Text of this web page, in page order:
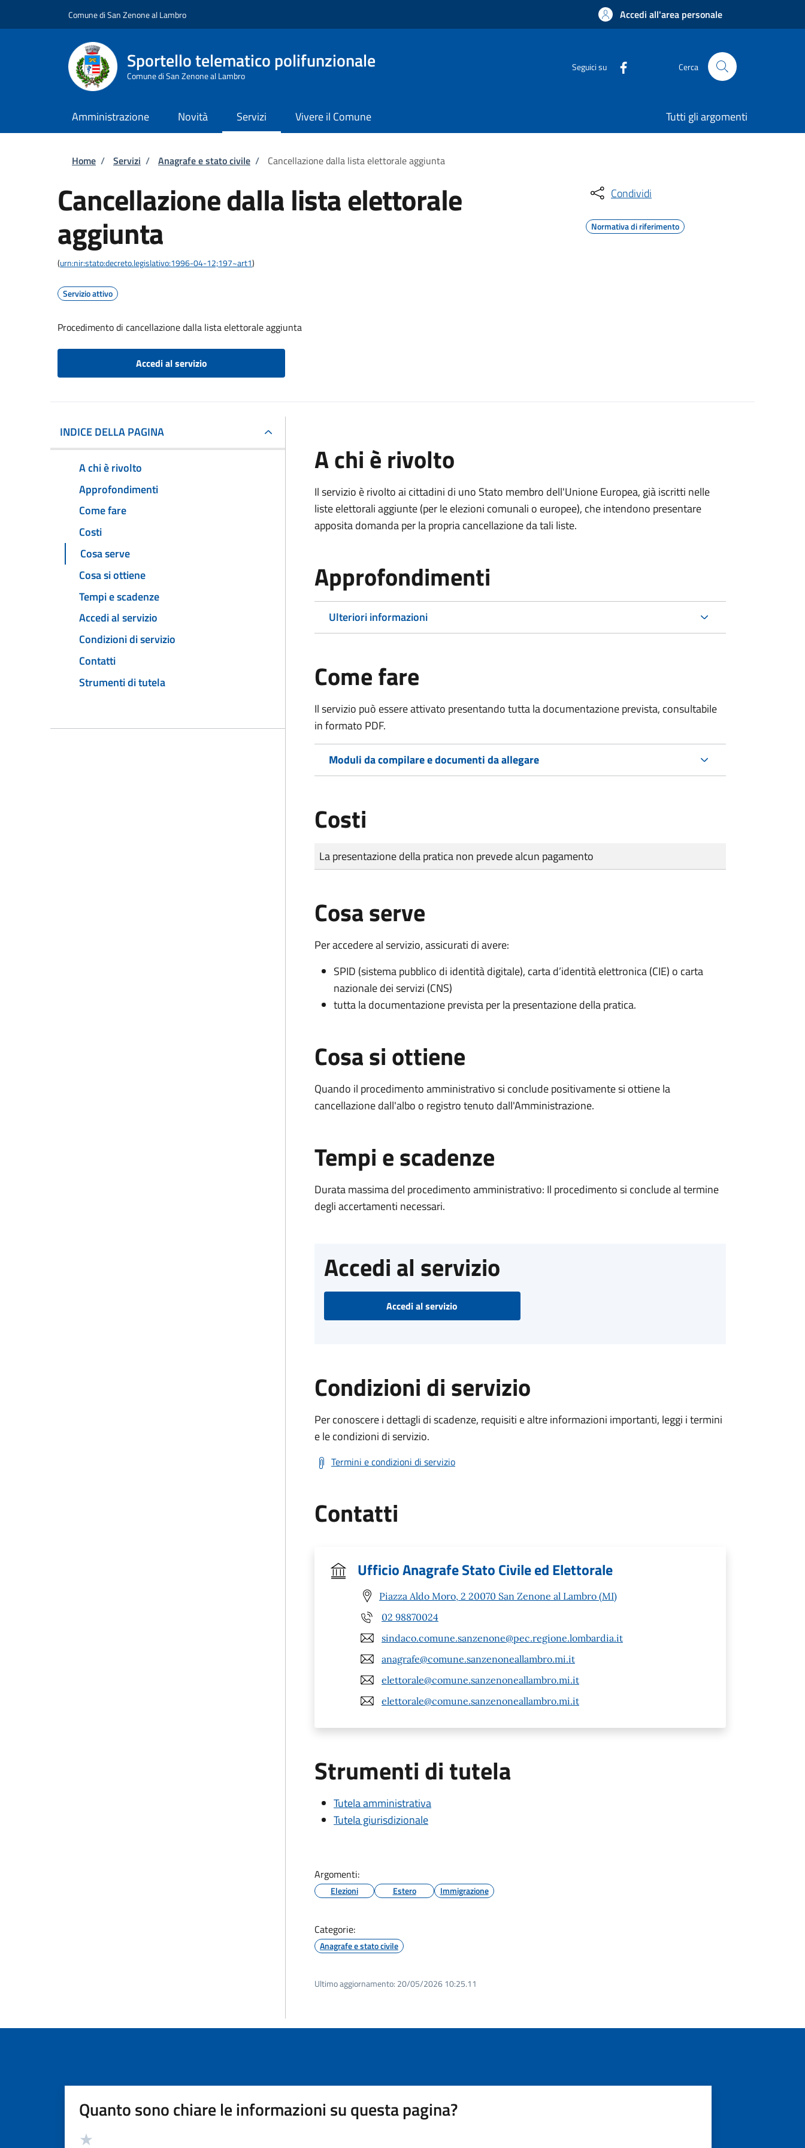
Comune di San Zenone al Lambro Accedi all'area personale
Sportello telematico polifunzionale
Comune di San Zenone al Lambro
Seguici su Cerca
Amministrazione Novità Servizi Vivere il Comune Tutti gli argomenti
Briciole di pane
Home / Servizi / Anagrafe e stato civile / Cancellazione dalla lista elettorale aggiunta
Cancellazione dalla lista elettorale
aggiunta
(urn:nir:stato:decreto.legislativo:1996-04-12;197~art1)
Servizio attivo
Procedimento di cancellazione dalla lista elettorale aggiunta
Accedi al servizio
Condividi
Normativa di riferimento
INDICE DELLA PAGINA
A chi è rivolto
Approfondimenti
Come fare
Costi
Cosa serve
Cosa si ottiene
Tempi e scadenze
Accedi al servizio
Condizioni di servizio
Contatti
Strumenti di tutela
A chi è rivolto
Il servizio è rivolto ai cittadini di uno Stato membro dell'Unione Europea, già iscritti nelle
liste elettorali aggiunte (per le elezioni comunali o europee), che intendono presentare
apposita domanda per la propria cancellazione da tali liste.
Approfondimenti
Ulteriori informazioni
Come fare
Il servizio può essere attivato presentando tutta la documentazione prevista, consultabile
in formato PDF.
Moduli da compilare e documenti da allegare
Costi
Tipo di pagamento
Importo
La presentazione della pratica non prevede alcun pagamento
Cosa serve
Per accedere al servizio, assicurati di avere:
SPID (sistema pubblico di identità digitale), carta d’identità elettronica (CIE) o carta
nazionale dei servizi (CNS)
tutta la documentazione prevista per la presentazione della pratica.
Cosa si ottiene
Quando il procedimento amministrativo si conclude positivamente si ottiene la
cancellazione dall'albo o registro tenuto dall'Amministrazione.
Tempi e scadenze
Durata massima del procedimento amministrativo: Il procedimento si conclude al termine
degli accertamenti necessari.
Accedi al servizio
Accedi al servizio
Condizioni di servizio
Per conoscere i dettagli di scadenze, requisiti e altre informazioni importanti, leggi i termini
e le condizioni di servizio.
Termini e condizioni di servizio
Contatti
Ufficio Anagrafe Stato Civile ed Elettorale
Piazza Aldo Moro, 2 20070 San Zenone al Lambro (MI)
02 98870024
sindaco.comune.sanzenone@pec.regione.lombardia.it
anagrafe@comune.sanzenoneallambro.mi.it
elettorale@comune.sanzenoneallambro.mi.it
elettorale@comune.sanzenoneallambro.mi.it
Strumenti di tutela
Tutela amministrativa
Tutela giurisdizionale
Argomenti:
Elezioni Estero Immigrazione
Categorie:
Anagrafe e stato civile
Ultimo aggiornamento: 20/05/2026 10:25.11
Quanto sono chiare le informazioni su questa pagina?
Valutazione